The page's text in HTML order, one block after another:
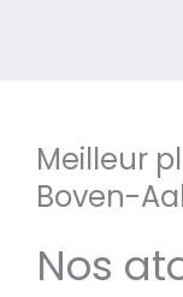
Meilleur
Boven-
Nos